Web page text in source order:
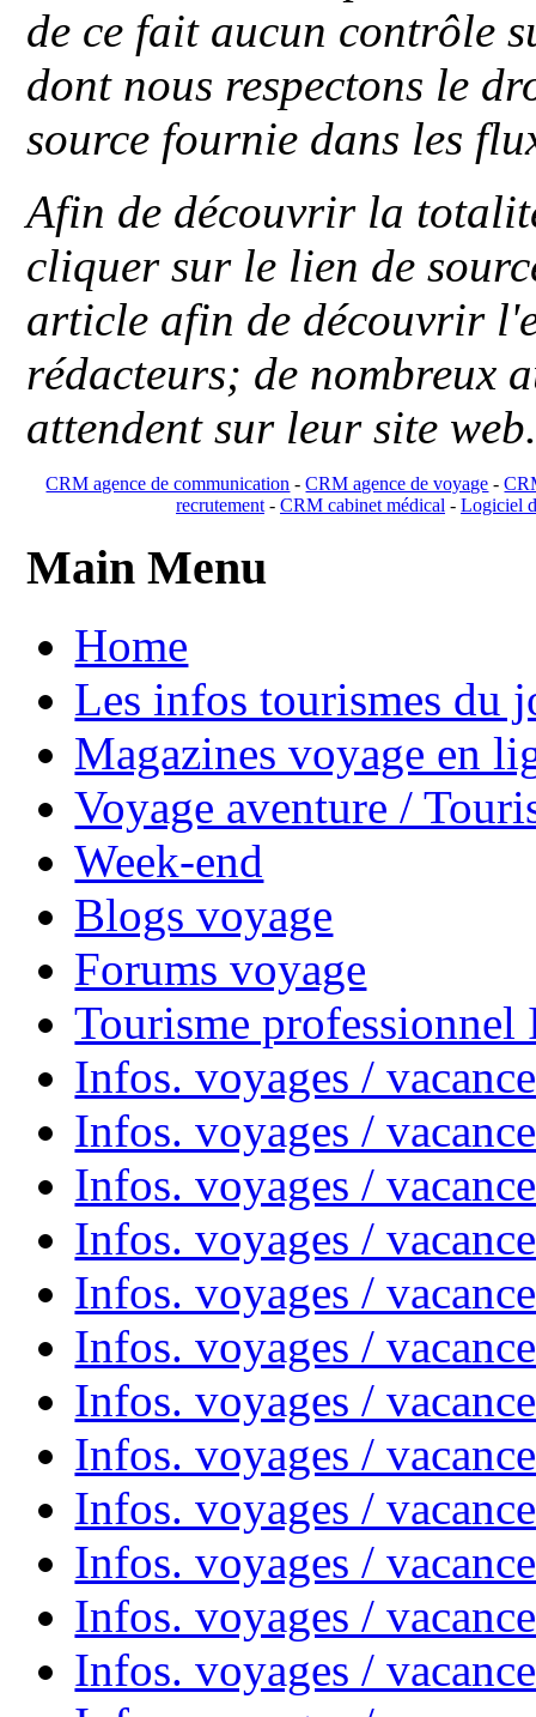
de ce fait aucun contrôle
dont nous respectons le
source fournie dans les
Afin de découvrir la
cliquer sur le lien de
article afin de découvrir
rédacteurs; de nombreux
attendent sur leur site
CRM agence de communication -CRM agence de voyage -
recrutement- CRM cabinet médical- Logiciel
Main Menu
Home
Les infos tourismes du
Magazines voyage en
Voyage aventure /
Week-end
Blogs voyage
Forums voyage
Tourisme
Infos. voyages /
Infos. voyages /
Infos. voyages /
Infos. voyages /
Infos. voyages /
Infos. voyages /
Infos. voyages /
Infos. voyages /
Infos. voyages /
Infos. voyages /
Infos. voyages /
Infos. voyages /